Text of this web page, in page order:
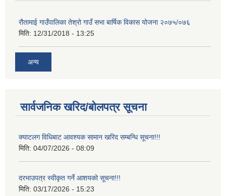
रौतामाई गाउँपालिका तेश्रो गाउँ सभा बार्षिक विकास योजना २०७५/०७६
मिति: 12/31/2018 - 13:25
अन्य
सार्वजनिक खरिद/बोलपत्र सूचना
क्याटलग विधिबाट आवश्यक सामान खरिद सम्बन्धि सूचना!!!
मिति: 04/07/2026 - 08:09
दरभाउपत्र स्वीकृत गर्ने आशयको सूचना!!!
मिति: 03/17/2026 - 15:23